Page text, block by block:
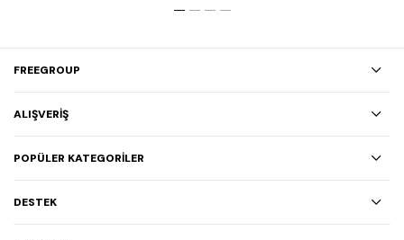
FREEGROUP
ALIŞVERİŞ
POPÜLER KATEGORİLER
DESTEK